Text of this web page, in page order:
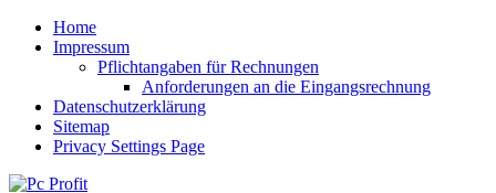
Home
Impressum
Pflichtangaben für Rechnungen
Anforderungen an die Eingangsrechnung
Datenschutzerklärung
Sitemap
Privacy Settings Page